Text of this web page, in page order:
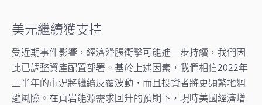
美元繼續獲支持
受近期事件影響，經濟滯脹衝擊可能進一步持續，我們因
此已調整資產配置部署。基於上述因素，我們相信2022年
上半年的市況將繼續反覆波動，而且投資者將更頻繁地迴
避風險。在頁岩能源需求回升的預期下，現時美國經濟增